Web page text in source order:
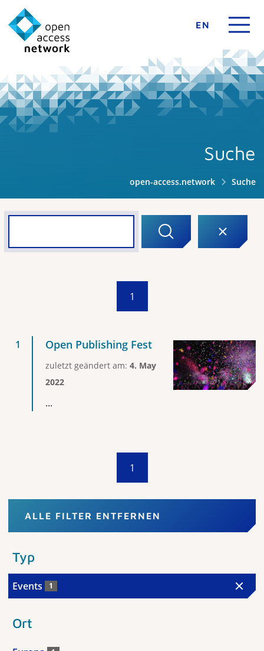
EN
Suche
open-access.network Suche
1
Open Publishing Fest
zuletzt geändert am: 4. May
2022
...
1
ALLE FILTER ENTFERNEN
Typ
Events 1
Ort